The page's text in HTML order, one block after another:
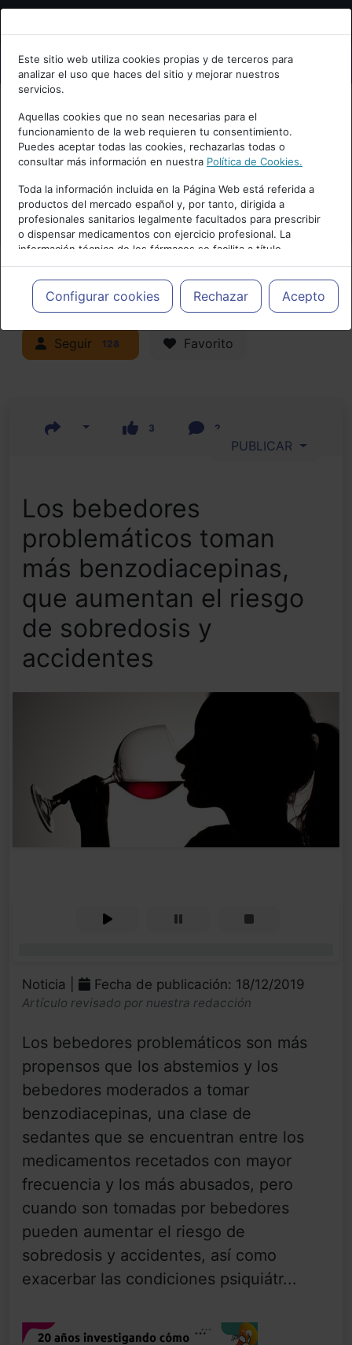
Bienvenid@ a psiquiatria.com
Escribe tu Email
Accede o regístrate con tu email.
Cancelar
Este sitio web utiliza cookies propias y de terceros para
analizar el uso que haces del sitio y mejorar nuestros
servicios.
Aquellas cookies que no sean necesarias para el
funcionamiento de la web requieren tu consentimiento.
Puedes aceptar todas las cookies, rechazarlas todas o
consultar más información en nuestra Política de Cookies.
Toda la información incluida en la Página Web está referida a
productos del mercado español y, por tanto, dirigida a
profesionales sanitarios legalmente facultados para prescribir
o dispensar medicamentos con ejercicio profesional. La
información técnica de los fármacos se facilita a título
meramente informativo, siendo responsabilidad de los
profesionales facultados prescribir medicamentos y decidir, en
cada caso concreto, el tratamiento más adecuado a las
necesidades del paciente.
Configurar cookies Rechazar Acepto
Actualidad y Artículos|Adicciones y
trastornos por consumo
Seguir 128 Favorito
3 2
PUBLICAR
Los bebedores
problemáticos toman
más benzodiacepinas,
que aumentan el riesgo
de sobredosis y
accidentes
Noticia | Fecha de publicación: 18/12/2019
Artículo revisado por nuestra redacción
Los bebedores problemáticos son más
propensos que los abstemios y los
bebedores moderados a tomar
benzodiacepinas, una clase de
sedantes que se encuentran entre los
medicamentos recetados con mayor
frecuencia y los más abusados, pero
cuando son tomadas por bebedores
pueden aumentar el riesgo de
sobredosis y accidentes, así como
exacerbar las condiciones psiquiátr...